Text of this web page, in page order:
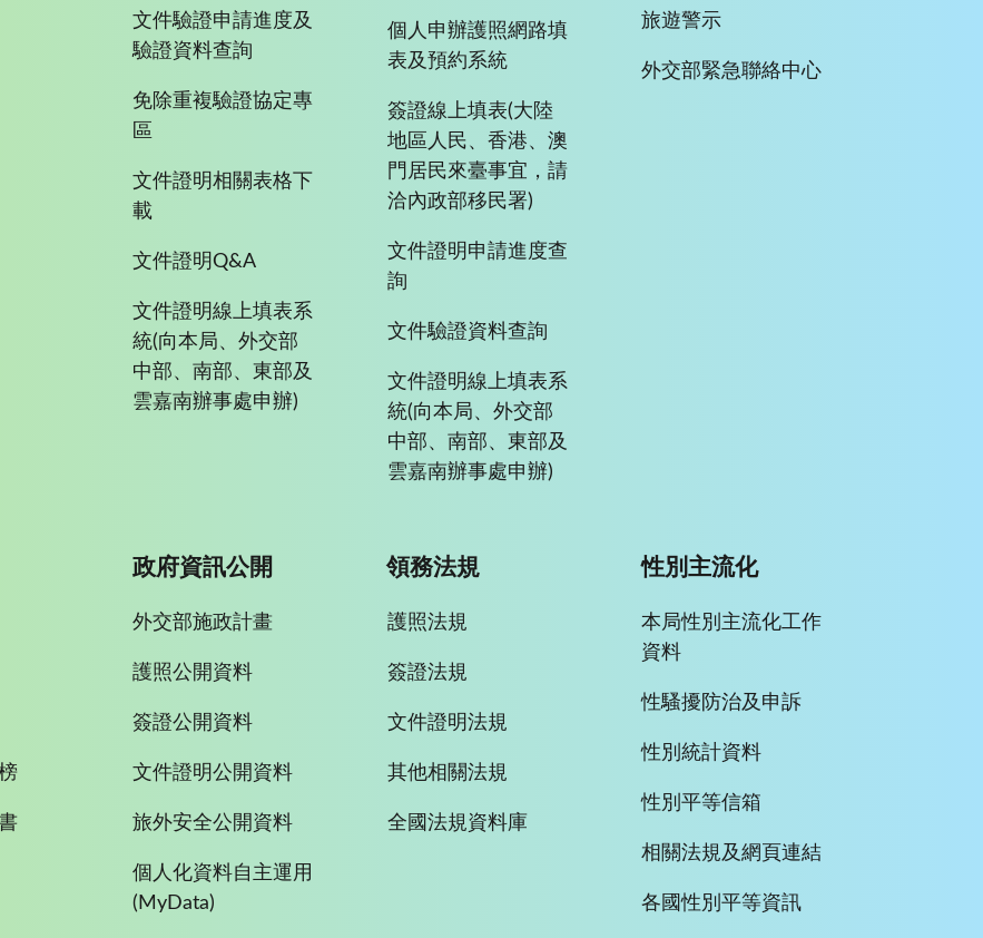
文件驗證申請進度及
驗證資料查詢
免除重複驗證協定專
區
文件證明相關表格下
載
文件證明Q&A
文件證明線上填表系
統(向本局、外交部
中部、南部、東部及
雲嘉南辦事處申辦)
個人申辦護照網路填
表及預約系統
簽證線上填表(大陸
地區人民、香港、澳
門居民來臺事宜，請
洽內政部移民署)
文件證明申請進度查
詢
文件驗證資料查詢
文件證明線上填表系
統(向本局、外交部
中部、南部、東部及
雲嘉南辦事處申辦)
旅遊警示
外交部緊急聯絡中心
政府資訊公開
外交部施政計畫
護照公開資料
簽證公開資料
文件證明公開資料
旅外安全公開資料
個人化資料自主運用
(MyData)
領務法規
護照法規
簽證法規
文件證明法規
其他相關法規
全國法規資料庫
性別主流化
本局性別主流化工作
資料
性騷擾防治及申訴
性別統計資料
性別平等信箱
相關法規及網頁連結
各國性別平等資訊